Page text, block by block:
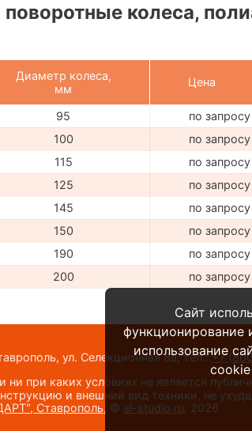
колеса,
Диаметр колеса,
мм
Цена
95
по запросу
100
по запросу
115
по запросу
125
по запросу
145
по запросу
150
по запросу
190
по запросу
200 по запросу
ул. Селекционная 8а,тел.:+7
при каких условиях не является
и внешний вид техники, не
Ставрополь, © al-studio.ru, 2026
Сайт
функционирование
использование